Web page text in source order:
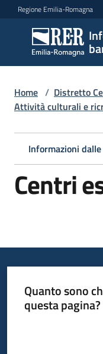
Vai al contenuto
Vai alla navigazione
Vai al footer
Regione Emilia-Romagna
Informa
famiglie
e
bambini
Argomenti
Servizi
le
Informazioni
Home / Distretto
Attività culturali e
Informazioni
Centri
Quanto sono
questa pagina?